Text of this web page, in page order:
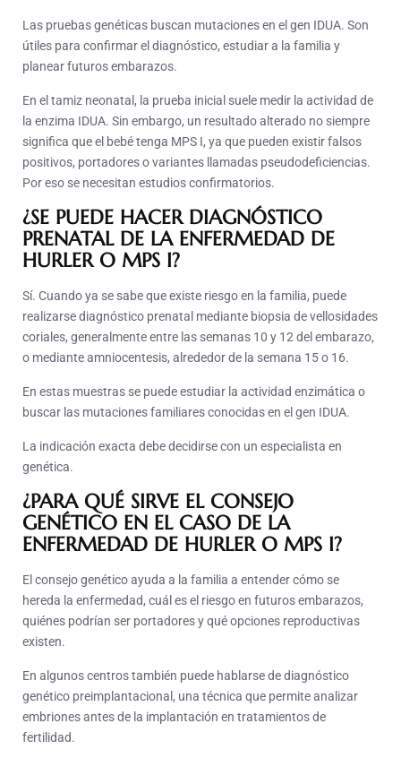
Las pruebas genéticas buscan mutaciones en el gen IDUA. Son
útiles para confirmar el diagnóstico, estudiar a la familia y
planear futuros embarazos.
En el tamiz neonatal, la prueba inicial suele medir la actividad de
la enzima IDUA. Sin embargo, un resultado alterado no siempre
significa que el bebé tenga MPS I, ya que pueden existir falsos
positivos, portadores o variantes llamadas pseudodeficiencias.
Por eso se necesitan estudios confirmatorios.
¿SE PUEDE HACER DIAGNÓSTICO
PRENATAL DE LA ENFERMEDAD DE
HURLER O MPS I?
Sí. Cuando ya se sabe que existe riesgo en la familia, puede
realizarse diagnóstico prenatal mediante biopsia de vellosidades
coriales, generalmente entre las semanas 10 y 12 del embarazo,
o mediante amniocentesis, alrededor de la semana 15 o 16.
En estas muestras se puede estudiar la actividad enzimática o
buscar las mutaciones familiares conocidas en el gen IDUA.
La indicación exacta debe decidirse con un especialista en
genética.
¿PARA QUÉ SIRVE EL CONSEJO
GENÉTICO EN EL CASO DE LA
ENFERMEDAD DE HURLER O MPS I?
El consejo genético ayuda a la familia a entender cómo se
hereda la enfermedad, cuál es el riesgo en futuros embarazos,
quiénes podrían ser portadores y qué opciones reproductivas
existen.
En algunos centros también puede hablarse de diagnóstico
genético preimplantacional, una técnica que permite analizar
embriones antes de la implantación en tratamientos de
fertilidad.